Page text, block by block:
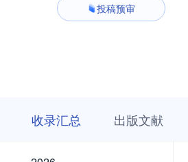
投稿预审
收录汇总 出版文献
2026